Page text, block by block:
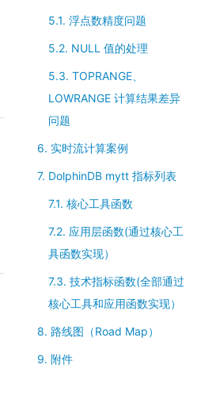
5.1. 浮点数精度问题
5.2. NULL 值的处理
5.3. TOPRANGE、
LOWRANGE 计算结果差异
问题
6. 实时流计算案例
7. DolphinDB mytt 指标列表
7.1. 核心工具函数
7.2. 应用层函数(通过核心工
具函数实现）
7.3. 技术指标函数(全部通过
核心工具和应用函数实现）
8. 路线图（Road Map）
9. 附件